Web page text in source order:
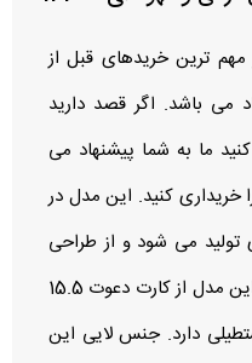
ترین خریدهای قبل از
می باشد. اگر قصد دارید
ما به شما پیشنهاد می
کارت عروسی مربعی کد 142 را خریداری کنید. این مدل در
تولید می شود و از طراحی
بسیار شیکی برخوردار است. ابعاد این مدل از کارت دعوت 15.5
دارد. جنس لایی این